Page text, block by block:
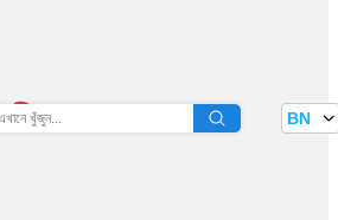
তথ্য বাতায়ন BN